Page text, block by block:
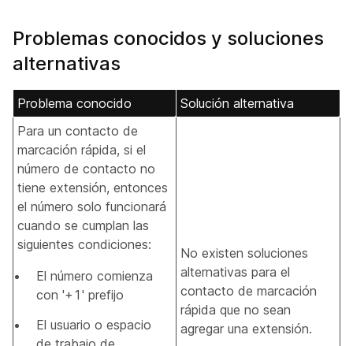
Problemas conocidos y soluciones
alternativas
Problema conocido
Solución alternativa
Para un contacto de
marcación rápida, si el
número de contacto no
tiene extensión, entonces
el número solo funcionará
cuando se cumplan las
siguientes condiciones:
El número comienza
con '+1' prefijo
El usuario o espacio
No existen soluciones
alternativas para el
contacto de marcación
rápida que no sean
agregar una extensión.